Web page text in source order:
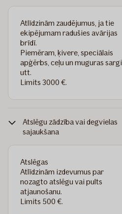
Atlīdzinām zaudējumus, ja tie
ekipējumam radušies avārijas
brīdī.
Piemēram, ķivere, speciālais
apģērbs, ceļu un muguras sargi
utt.
Limits 3000 €.
Atslēgu zādzība vai degvielas
sajaukšana
Atslēgas
Atlīdzinām izdevumus par
nozagto atslēgu vai pults
atjaunošanu.
Limits 500 €.